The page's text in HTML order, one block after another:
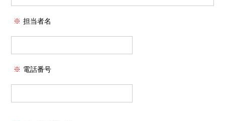
※ 担当者名
※ 電話番号